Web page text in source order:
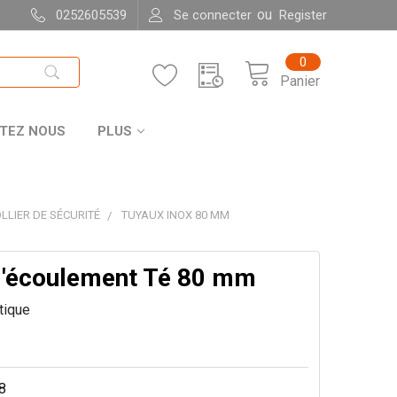
0252605539 Se connecter ou Register
Panier
0
NOUS PLUS
DE SÉCURITÉ
TUYAUX INOX 80 MM
Té 80 mm